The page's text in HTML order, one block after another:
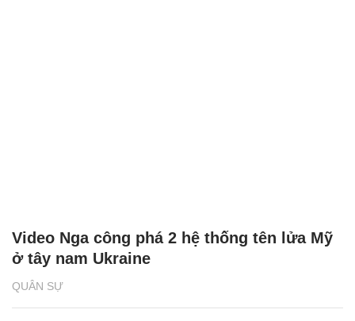
QUÂN SỰ
Video Nga công phá 2 hệ thống tên lửa Mỹ
ở tây nam Ukraine